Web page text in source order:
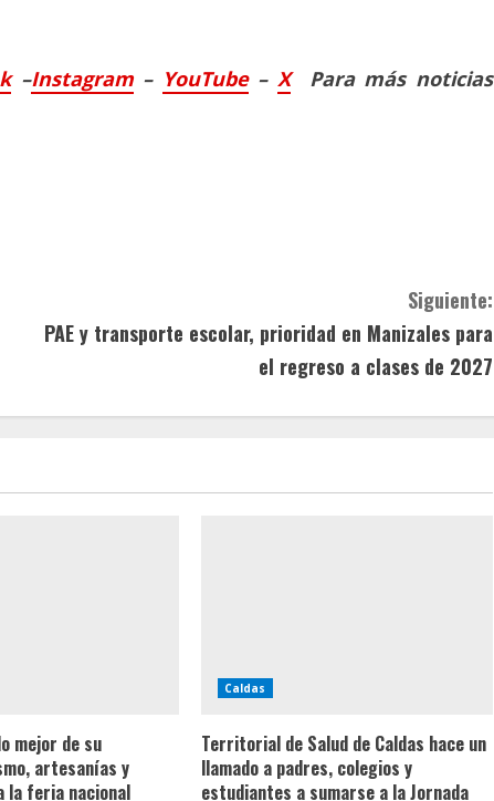
–Instagram– YouTube– XPara más noticias
Siguiente:
PAE y transporte escolar, prioridad en Manizales para
el regreso a clases de 2027
mejor de su
artesanías y
la feria nacional
Caldas
Territorial de Salud de Caldas hace un
llamado a padres, colegios y
estudiantes a sumarse a la Jornada